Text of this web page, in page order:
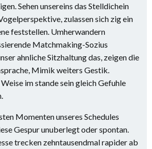
Sehen unsereins das Stelldichein
zulassen sich zig ein
feststellen. Umherwandern
Matchmaking-Sozius
ahnliche Sitzhaltung das, zeigen die
Mimik weiters Gestik.
im stande sein gleich Gefuhle
Momenten unseres Schedules
Gespur unuberlegt oder spontan.
trecken zehntausendmal rapider ab